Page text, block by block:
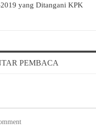
yang Ditangani KPK
PEMBACA